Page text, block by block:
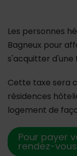
Les personnes
Bagneux pour
s'acquitter d'une
Cette taxe sera
résidences
logement de
Pour payer
rendez-